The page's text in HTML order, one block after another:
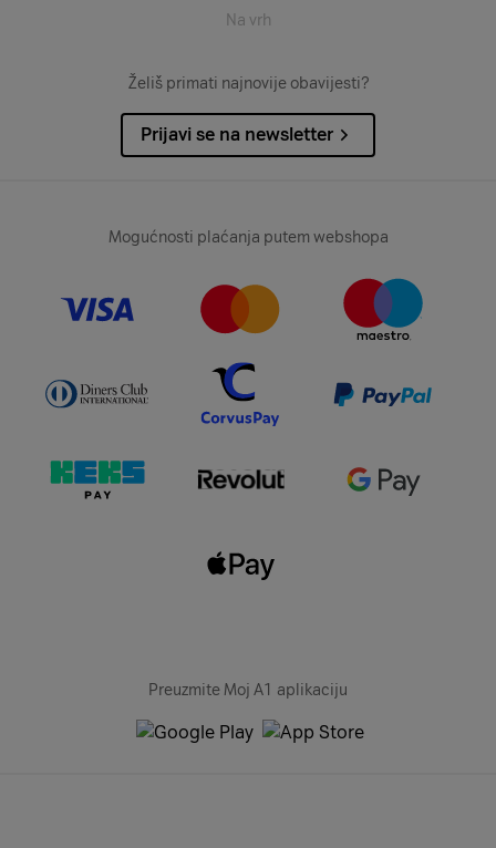
Na vrh
Želiš primati najnovije obavijesti?
Prijavi se na newsletter
Mogućnosti plaćanja putem webshopa
Preuzmite Moj A1 aplikaciju